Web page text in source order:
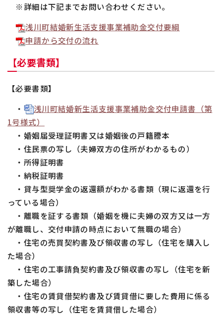
※詳細は下記までお問い合わせください。
浅川町結婚新生活支援事業補助金交付要綱
申請から交付の流れ
【必要書類】
【必要書類】
・
浅川町結婚新生活支援事業補助金交付申請書（第
1号様式）
・婚姻届受理証明書又は婚姻後の戸籍謄本
・住民票の写し（夫婦双方の住所がわかるもの）
・所得証明書
・納税証明書
・貸与型奨学金の返還額がわかる書類（現に返還を行
っている場合）
・離職を証する書類（婚姻を機に夫婦の双方又は一方
が離職し、交付申請の時点において無職の場合）
・住宅の売買契約書及び領収書の写し（住宅を購入し
た場合）
・住宅の工事請負契約書及び領収書の写し（住宅を新
築した場合）
・住宅の賃貸借契約書及び賃貸借に要した費用に係る
領収書等の写し（住宅を賃貸借した場合）